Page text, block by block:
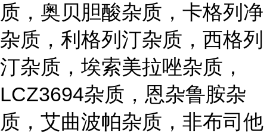
质，奥贝胆酸杂质，卡格列净
杂质，利格列汀杂质，西格列
汀杂质，埃索美拉唑杂质，
LCZ3694杂质，恩杂鲁胺杂
质，艾曲波帕杂质，非布司他